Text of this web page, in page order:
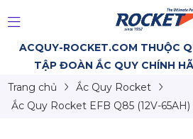
ACQUY-ROCKET.COM THUỘC
TẬP ĐOÀN ẮC QUY CHÍNH
Trang chủ
Ắc Quy Rocket
Ắc Quy Rocket EFB Q85 (12V-65AH)